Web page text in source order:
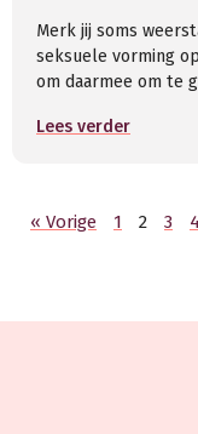
Merk jij soms
seksuele vorming
om daarmee om te
Lees verder
« Vorige 1 2 3 4